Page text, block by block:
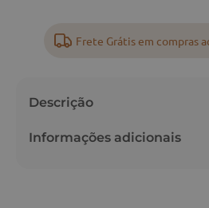
Frete Grátis em compras
Descrição
Informações adicionais